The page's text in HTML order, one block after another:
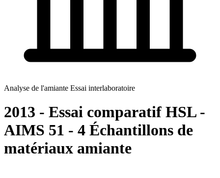
Analyse de l'amiante Essai interlaboratoire
2013 - Essai comparatif HSL -
AIMS 51 - 4 Échantillons de
matériaux amiante